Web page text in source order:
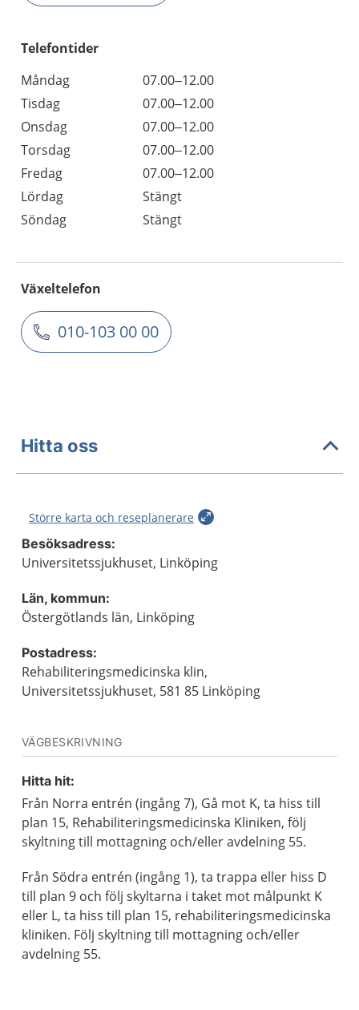
Telefontider
Måndag
07.00–12.00
Tisdag
07.00–12.00
Onsdag
07.00–12.00
Torsdag
07.00–12.00
Fredag
07.00–12.00
Lördag
Stängt
Söndag
Stängt
Växeltelefon
010-103 00 00
Hitta oss
Större karta och reseplanerare
Besöksadress:
Universitetssjukhuset, Linköping
Län, kommun:
Östergötlands län, Linköping
Postadress:
Rehabiliteringsmedicinska klin,
Universitetssjukhuset, 581 85 Linköping
VÄGBESKRIVNING
Hitta hit:
Från Norra entrén (ingång 7), Gå mot K, ta hiss till
plan 15, Rehabiliteringsmedicinska Kliniken, följ
skyltning till mottagning och/eller avdelning 55.
Från Södra entrén (ingång 1), ta trappa eller hiss D
till plan 9 och följ skyltarna i taket mot målpunkt K
eller L, ta hiss till plan 15, rehabiliteringsmedicinska
kliniken. Följ skyltning till mottagning och/eller
avdelning 55.